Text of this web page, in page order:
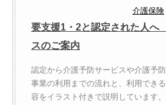
介護保険
要支援1・2と認定された人
スのご案内
認定から介護予防サービスや介護予
事業の利用までの流れと、利用でき
容をイラスト付きで説明しています。